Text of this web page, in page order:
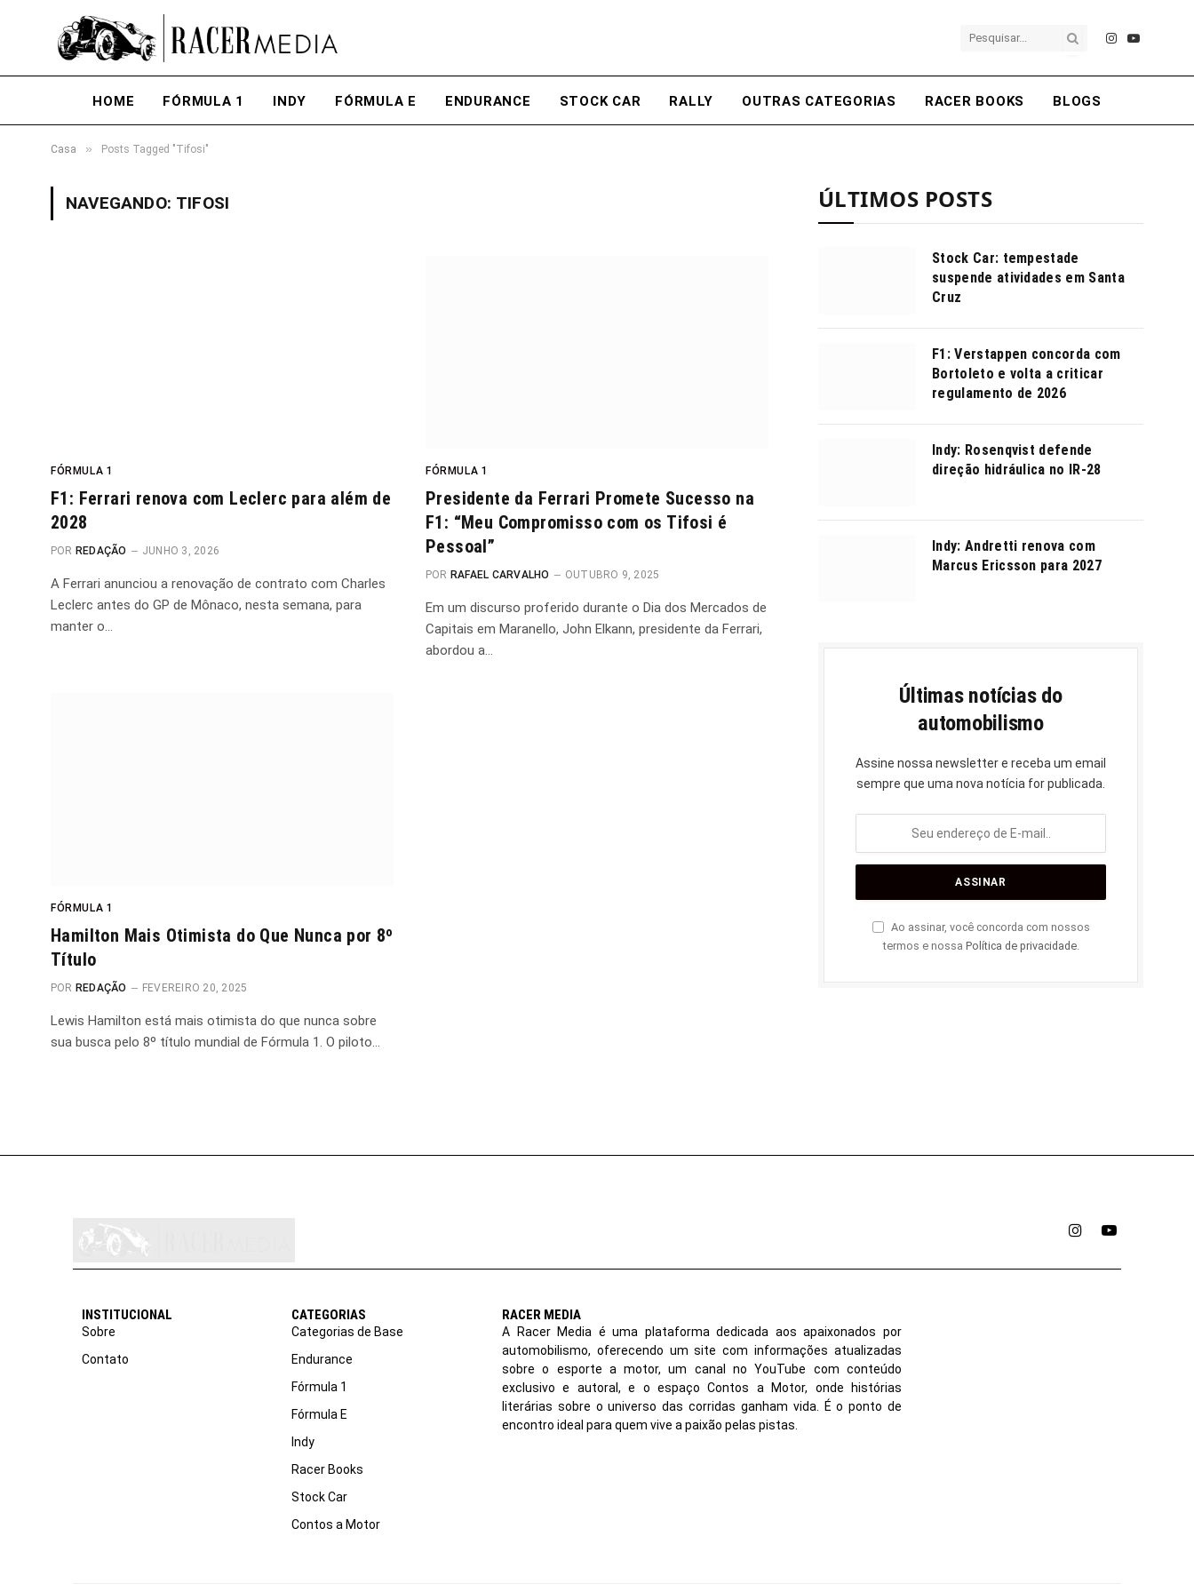
Instagram
YouTube
HOME FÓRMULA 1 INDY FÓRMULA E ENDURANCE STOCK CAR RALLY OUTRAS CATEGORIAS RACER BOOKS BLOGS
Casa » Posts Tagged "Tifosi"
NAVEGANDO: TIFOSI
FÓRMULA 1
F1: Ferrari renova com Leclerc para além de
2028
POR REDAÇÃO JUNHO 3, 2026
A Ferrari anunciou a renovação de contrato com Charles
Leclerc antes do GP de Mônaco, nesta semana, para
manter o…
FÓRMULA 1
Presidente da Ferrari Promete Sucesso na
F1: “Meu Compromisso com os Tifosi é
Pessoal”
POR RAFAEL CARVALHO OUTUBRO 9, 2025
Em um discurso proferido durante o Dia dos Mercados de
Capitais em Maranello, John Elkann, presidente da Ferrari,
abordou a…
FÓRMULA 1
Hamilton Mais Otimista do Que Nunca por 8º
Título
POR REDAÇÃO FEVEREIRO 20, 2025
Lewis Hamilton está mais otimista do que nunca sobre
sua busca pelo 8º título mundial de Fórmula 1. O piloto…
ÚLTIMOS POSTS
Stock Car: tempestade
suspende atividades em Santa
Cruz
F1: Verstappen concorda com
Bortoleto e volta a criticar
regulamento de 2026
Indy: Rosenqvist defende
direção hidráulica no IR-28
Indy: Andretti renova com
Marcus Ericsson para 2027
Últimas notícias do
automobilismo
Assine nossa newsletter e receba um email
sempre que uma nova notícia for publicada.
Ao assinar, você concorda com nossos
termos e nossa Política de privacidade.
InstagramYouTube
INSTITUCIONAL
Sobre
Contato
CATEGORIAS
Categorias de Base
Endurance
Fórmula 1
Fórmula E
Indy
Racer Books
Stock Car
Contos a Motor
RACER MEDIA
A Racer Media é uma plataforma dedicada aos apaixonados por
automobilismo, oferecendo um site com informações atualizadas
sobre o esporte a motor, um canal no YouTube com conteúdo
exclusivo e autoral, e o espaço Contos a Motor, onde histórias
literárias sobre o universo das corridas ganham vida. É o ponto de
encontro ideal para quem vive a paixão pelas pistas.